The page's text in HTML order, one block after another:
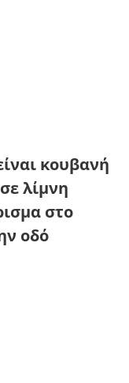
κουβανή
λίμνη
στο
οδό